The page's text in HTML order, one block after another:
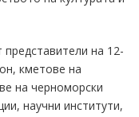
на 12-
кметове на
на черноморски
научни институти,